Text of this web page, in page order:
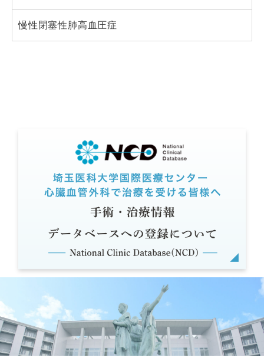
慢性閉塞性肺高血圧症